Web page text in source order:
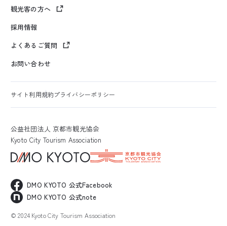
観光客の方へ
採用情報
よくあるご質問
お問い合わせ
サイト利用規約プライバシーポリシー
公益社団法人 京都市観光協会
Kyoto City Tourism Association
DMO KYOTO 公式Facebook
DMO KYOTO 公式note
© 2024 Kyoto City Tourism Association